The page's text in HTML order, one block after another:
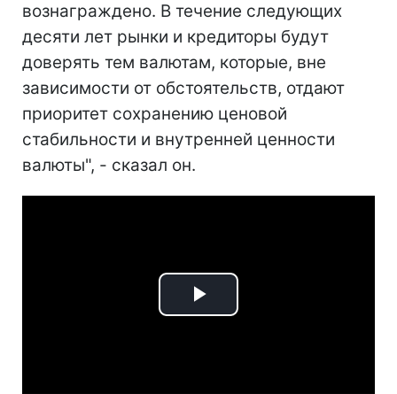
вознаграждено. В течение следующих
десяти лет рынки и кредиторы будут
доверять тем валютам, которые, вне
зависимости от обстоятельств, отдают
приоритет сохранению ценовой
стабильности и внутренней ценности
валюты", - сказал он.
Play